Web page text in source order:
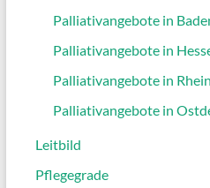
Palliativangebote in
Palliativangebote in
Palliativangebote in
Palliativangebote in
Leitbild
Pflegegrade